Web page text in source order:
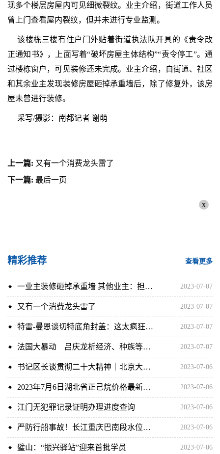
现多个楼层房屋内可见细微裂纹。业主介绍，街道工作人员
曾上门查看屋内裂纹，但并未进行专业监测。
该楼栋三楼有住户门外贴着街道执法队开具的《责令改
正通知书》，上面写着“破坏房屋主体结构”“责令停工”。通
过楼栋窗户，可见装修还未完成。业主介绍，自街道、社区
和其余业主发现装修房屋砸掉承重墙后，除了修复外，该房
屋未曾进行装修。
采写/摄影：南都记者 谢萌
上一篇: 又有一个消费龙头雷了
下一篇: 最后一页
x
精彩推荐 查看更多
一业主装修砸掉承重墙 其他业主：担心房屋存安全风险 2023-07-07
又有一个消费龙头雷了 2023-07-07
特雷-曼恩谈切特底角封盖：这太疯狂了 只有切特才能盖得到 2023-07-07
法国大暴动 吕庆龙析经济、种族等多重危机 2023-07-07
书记区长谈贯彻二十大精神｜北京大兴：政府守规矩、企业站C位，竭尽所能为企解困 2023-07-06
2023年7月6日湖北省正己烷价格最新行情预测 2023-07-06
江门无犯罪记录证明办理进度查询 2023-07-06
严防行船事故！长江重庆巴南段水位上涨漂浮物骤增 2023-07-06
璧山：“振兴驿站”迎来首批学员 2023-07-06